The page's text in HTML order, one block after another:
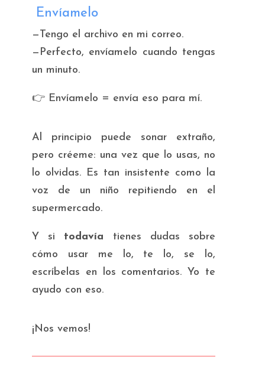
Envíamelo
—Tengo el archivo en mi correo.
—Perfecto, envíamelo cuando tengas
un minuto.
👉 Envíamelo = envía eso para mí.
Al principio puede sonar extraño,
pero créeme: una vez que lo usas, no
lo olvidas. Es tan insistente como la
voz de un niño repitiendo en el
supermercado.
Y si todavía tienes dudas sobre
cómo usar me lo, te lo, se lo,
escríbelas en los comentarios. Yo te
ayudo con eso.
¡Nos vemos!